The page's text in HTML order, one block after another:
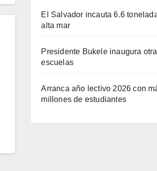
El Salvador incauta 6.6
alta mar
Presidente Bukele inaugura
escuelas
Arranca año lectivo 2026 con
millones de estudiantes